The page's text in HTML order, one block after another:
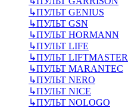
↳ПУЛЬТ GENIUS
↳ПУЛЬТ GSN
↳ПУЛЬТ HORMANN
↳ПУЛЬТ LIFE
↳ПУЛЬТ LIFTMASTER
↳ПУЛЬТ MARANTEC
↳ПУЛЬТ NERO
↳ПУЛЬТ NICE
↳ПУЛЬТ NOLOGO